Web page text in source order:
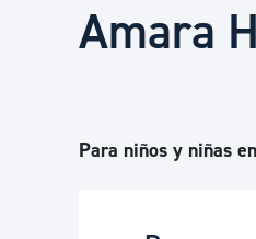
Salud
Amara
Para niños y niñas